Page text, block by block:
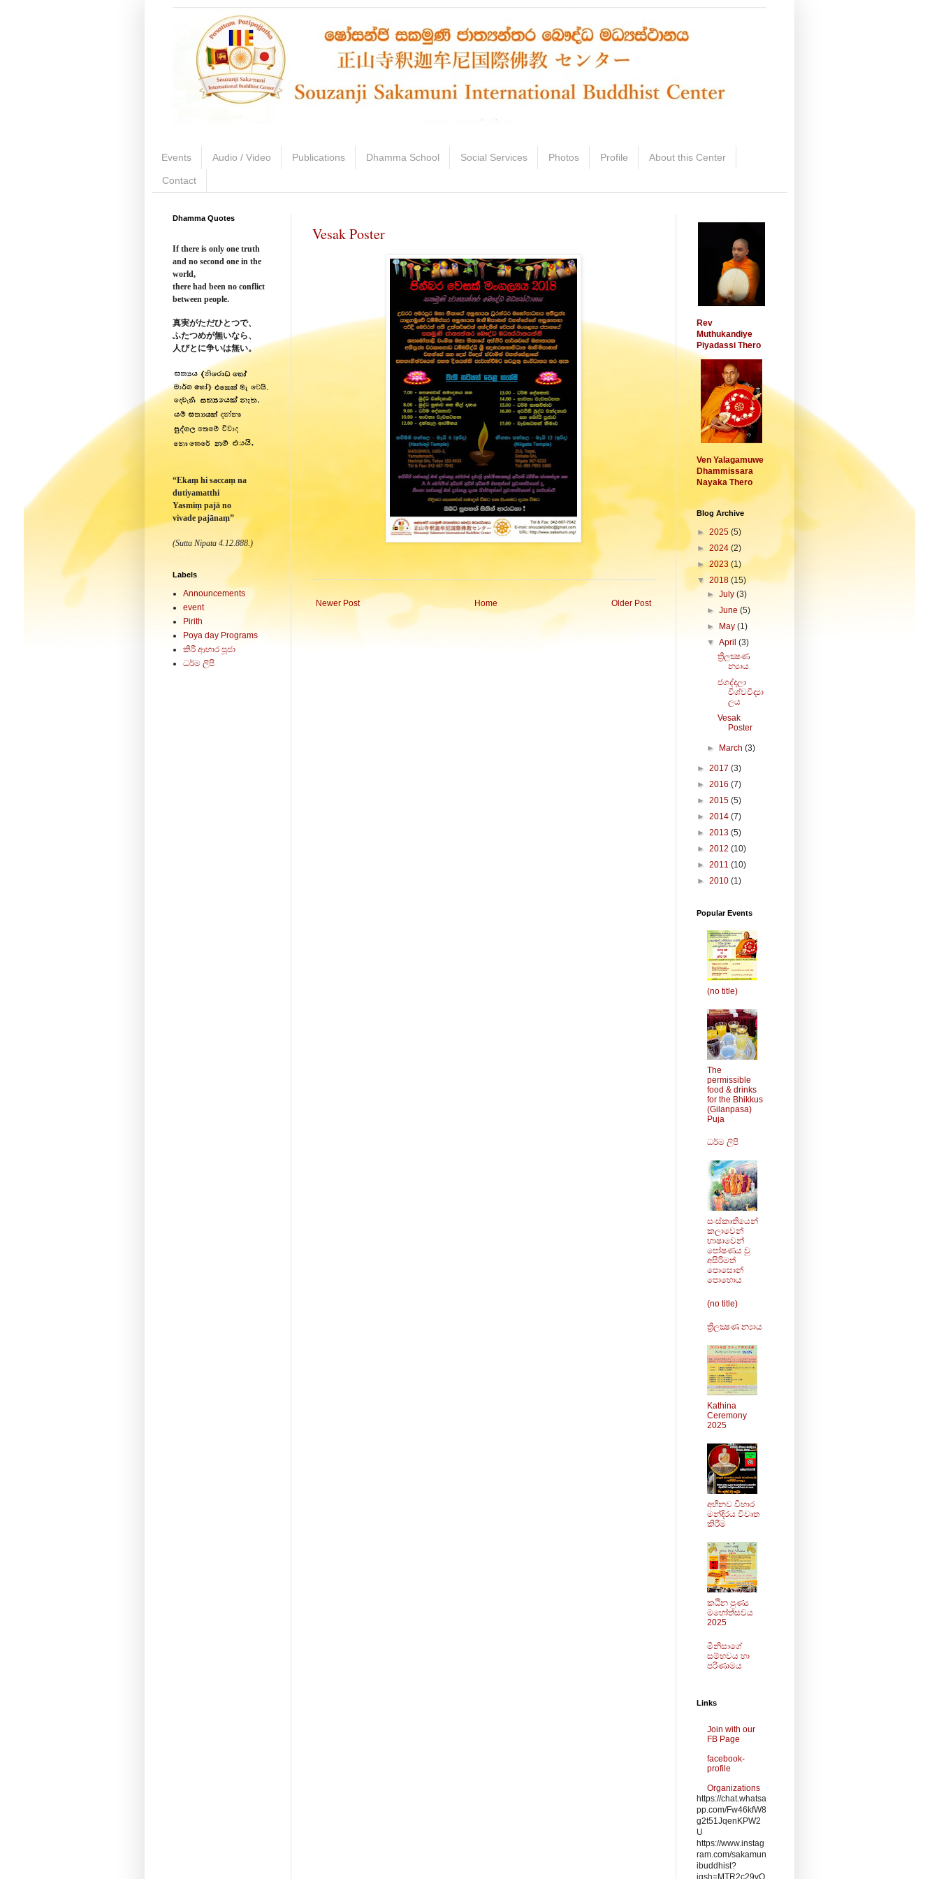
Events Audio / Video Publications Dhamma School Social Services Photos Profile About this Center
Contact
Vesak Poster
Newer Post Older Post
Home
Dhamma Quotes
If there is only one truth
and no second one in the
world,
there had been no conflict
between people.
真実がただひとつで、
ふたつめが無いなら、
人びとに争いは無い。
“Ekaṃ hi saccaṃ na
dutiyamatthi
Yasmiṃ pajā no
vivade pajānaṃ”
(Sutta Nipata 4.12.888.)
Labels
Announcements
event
Pirith
Poya day Programs
කිරි ආහාර පූජා
ධර්ම ලිපි
Rev
Muthukandiye
Piyadassi Thero
Ven Yalagamuwe
Dhammissara
Nayaka Thero
Blog Archive
► 2025 (5)
► 2024 (2)
►2023(1)
▼ 2018(15)
►July(3)
►June(5)
► May(1)
▼April(3)
ත්‍රිලක්‍ෂණ
න්‍යාය
ජගද්දලා
විශ්වවිද්‍යා
ලය
Vesak
Poster
► March(3)
► 2017 (3)
► 2016 (7)
► 2015 (5)
► 2014 (7)
► 2013 (5)
► 2012 (10)
► 2011 (10)
► 2010 (1)
Popular Events
(no title)
The
permissible
food & drinks
for the Bhikkus
(Gilanpasa)
Puja
ධර්ම ලිපි
සංස්කෘතියෙන්
කලාවෙන්
භාෂාවෙන්
පෝෂණය වු
අසිරිමත්
පොසොන්
පොහොය
(no title)
ත්‍රිලක්‍ෂණ න්‍යාය
Kathina
Ceremony
2025
අභිනව විහාර
මන්දිරය විවෘත
කිරීම
කඨින පුණ්‍ය
මහෝත්සවය
2025
මිනිසාගේ
සම්භවය හා
පරිණාමය
Links
Join with our
FB Page
facebook-
profile
Organizations
https://chat.whatsa
pp.com/Fw46kfW8
g2t51JqenKPW2
U
https://www.instag
ram.com/sakamun
ibuddhist?